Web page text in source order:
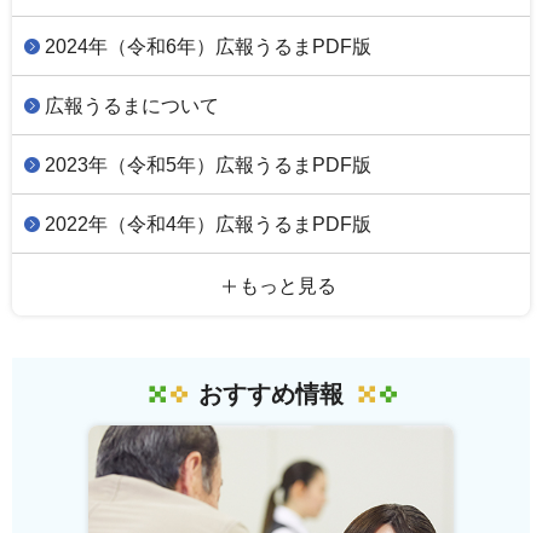
2024年（令和6年）広報うるまPDF版
広報うるまについて
2023年（令和5年）広報うるまPDF版
2022年（令和4年）広報うるまPDF版
もっと見る
おすすめ情報